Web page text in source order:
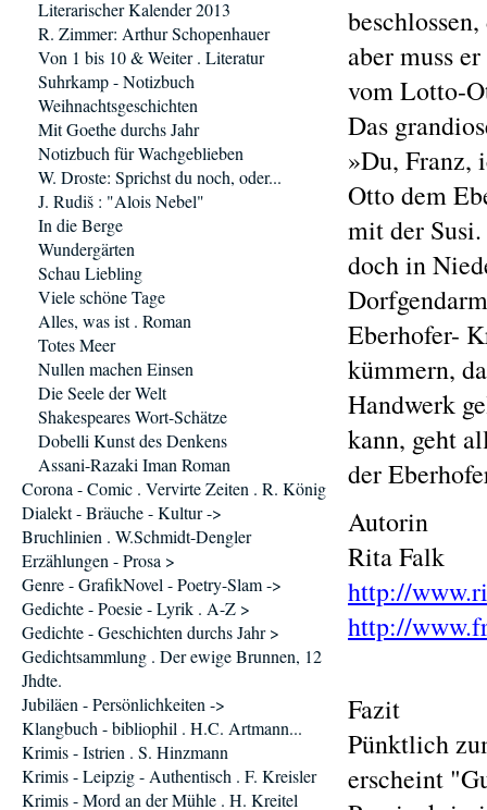
aber muss
vom Lotto-
Das
»Du, Franz,
Otto dem
mit der
doch in
Eberhofer-
kümmern,
Handwerk
kann, geht
der
Autorin
Rita Falk
http://
http://
Fazit
Pünktlich
erscheint
Literarischer Kalender 2013
R. Zimmer: Arthur Schopenhauer
Von 1 bis 10 & Weiter . Literatur
Suhrkamp - Notizbuch
Weihnachtsgeschichten
Mit Goethe durchs Jahr
Notizbuch für Wachgeblieben
W. Droste: Sprichst du noch, oder...
J. Rudiš : "Alois Nebel"
In die Berge
Wundergärten
Schau Liebling
Viele schöne Tage
Alles, was ist . Roman
Totes Meer
Nullen machen Einsen
Die Seele der Welt
Shakespeares Wort-Schätze
Dobelli Kunst des Denkens
Assani-Razaki Iman Roman
Corona - Comic . Vervirte Zeiten . R. König
Dialekt - Bräuche - Kultur ->
Bruchlinien . W.Schmidt-Dengler
Erzählungen - Prosa >
Genre - GrafikNovel - Poetry-Slam ->
Gedichte - Poesie - Lyrik . A-Z >
Gedichte - Geschichten durchs Jahr >
Gedichtsammlung . Der ewige Brunnen, 12
Jhdte.
Jubiläen - Persönlichkeiten ->
Klangbuch - bibliophil . H.C. Artmann...
Krimis - Istrien . S. Hinzmann
Krimis - Leipzig - Authentisch . F. Kreisler
Krimis - Mord an der Mühle . H. Kreitel